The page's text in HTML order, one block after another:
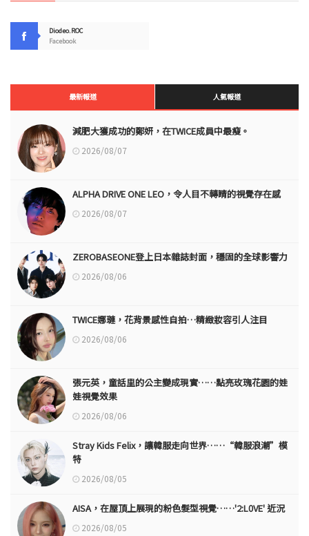
Diodeo.ROC
Facebook
最新報道 人氣報道
減肥大獲成功的鄭妍，在TWICE成員中最瘦。
2026/08/07
ALPHA DRIVE ONE LEO，令人目不轉睛的視覺存在感
2026/08/07
ZEROBASEONE登上日本雜誌封面，穩固的全球影響力
2026/08/06
TWICE娜璉，花背景感性自拍…精緻妝容引人注目
2026/08/06
張元英，童話里的公主變成現實……點亮玫瑰花園的娃
娃視覺效果
2026/08/06
Stray Kids Felix，讓韓服走向世界……“韓服浪潮”模
特
2026/08/05
AISA，在屋頂上展現的粉色髮型視覺……'2:L0VE' 近況
2026/08/05